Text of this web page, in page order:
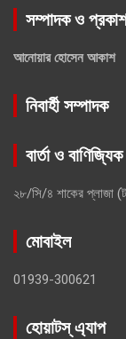
সম্পাদক ও
আনোয়ার হোসেন আকাশ
নিবার্হী সম্পাদক
বার্তা ও বাণিজ্যিক
২৮/সি/৪ শাকের প্লাজা
মোবাইল
01939-300621
হোয়াটস্ এ্যাপ